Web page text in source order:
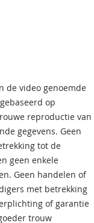
de video genoemde
op
reproductie van
gegevens. Geen
tot de
geen enkele
Geen handelen of
met betrekking
of garantie
trouw